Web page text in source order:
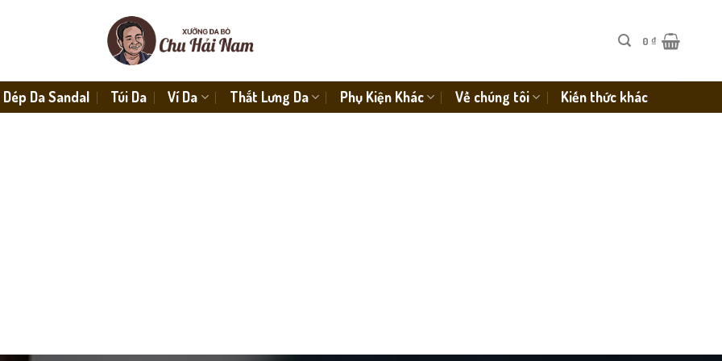
0 ₫
Dép Da Sandal Túi Da Ví Da Thắt Lưng Da Phụ Kiện Khác Về chúng tôi Kiến thức khác